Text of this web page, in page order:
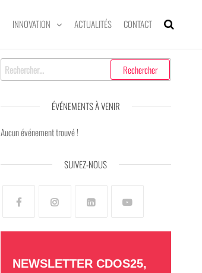
INNOVATION ACTUALITÉS CONTACT
ÉVÉNEMENTS À VENIR
Aucun événement trouvé !
SUIVEZ-NOUS
NEWSLETTER CDOS25,